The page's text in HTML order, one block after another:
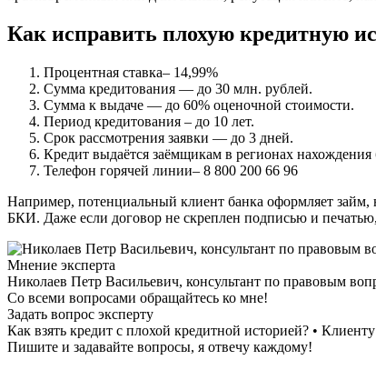
Как исправить плохую кредитную
Процентная ставка– 14,99%
Сумма кредитования — до 30 млн. рублей.
Сумма к выдаче — до 60% оценочной стоимости.
Период кредитования – до 10 лет.
Срок рассмотрения заявки — до 3 дней.
Кредит выдаётся заёмщикам в регионах нахождения
Телефон горячей линии– 8 800 200 66 96
Например, потенциальный клиент банка оформляет займ,
БКИ. Даже если договор не скреплен подписью и
Мнение эксперта
Николаев Петр Васильевич, консультант по правовым
Со всеми вопросами обращайтесь ко мне!
Задать вопрос эксперту
Как взять кредит с плохой кредитной историей? •
Пишите и задавайте вопросы, я отвечу каждому!